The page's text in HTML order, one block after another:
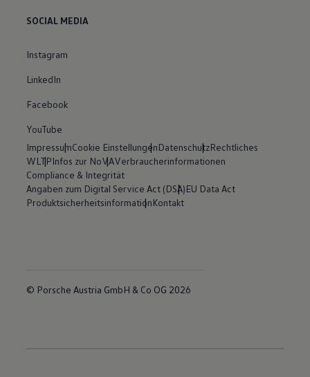
SOCIAL MEDIA
Instagram
LinkedIn
Facebook
YouTube
ImpressumCookie EinstellungenDatenschutzRechtliches
WLTPInfos zur NoVAVerbraucherinformationen
Compliance & Integrität
Angaben zum Digital Service Act (DSA)EU Data Act
ProduktsicherheitsinformationKontakt
© Porsche Austria GmbH & Co OG 2026